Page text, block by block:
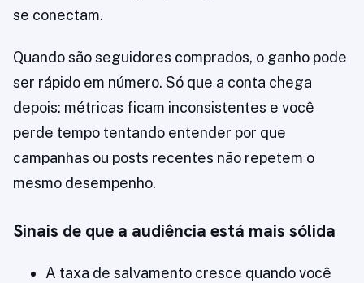
se conectam.
Quando são seguidores comprados, o ganho pode
ser rápido em número. Só que a conta chega
depois: métricas ficam inconsistentes e você
perde tempo tentando entender por que
campanhas ou posts recentes não repetem o
mesmo desempenho.
Sinais de que a audiência está mais sólida
A taxa de salvamento cresce quando você